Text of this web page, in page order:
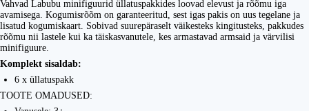
Vahvad Labubu minifiguurid üllatuspakkides loovad elevust ja rõõmu iga
avamisega. Kogumisrõõm on garanteeritud, sest igas pakis on uus tegelane ja
lisatud kogumiskaart. Sobivad suurepäraselt väikesteks kingitusteks, pakkudes
rõõmu nii lastele kui ka täiskasvanutele, kes armastavad armsaid ja värvilisi
minifiguure.
Komplekt sisaldab:
6 x üllatuspakk
TOOTE OMADUSED: